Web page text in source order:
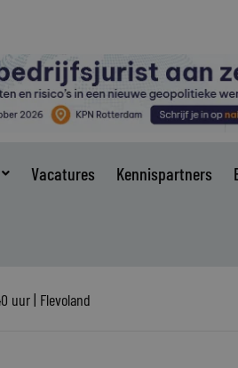
Vacatures Kennispartners
uur | Flevoland